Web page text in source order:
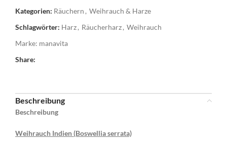
Kategorien: Räuchern , Weihrauch & Harze
Schlagwörter: Harz, Räucherharz, Weihrauch
Marke: manavita
Share:
Beschreibung
Beschreibung
Weihrauch Indien (Boswellia serrata)